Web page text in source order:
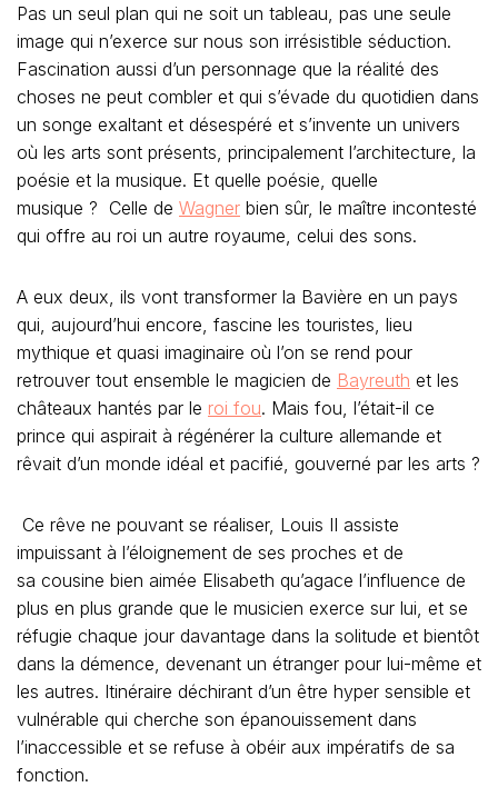
Pas un seul plan qui ne soit un tableau, pas une seule
image qui n’exerce sur nous son irrésistible séduction.
Fascination aussi d’un personnage que la réalité des
choses ne peut combler et qui s’évade du quotidien dans
un songe exaltant et désespéré et s’invente un univers
où les arts sont présents, principalement l’architecture, la
poésie et la musique. Et quelle poésie, quelle
musique ? Celle de Wagner bien sûr, le maître incontesté
qui offre au roi un autre royaume, celui des sons.
A eux deux, ils vont transformer la Bavière en un pays
qui, aujourd’hui encore, fascine les touristes, lieu
mythique et quasi imaginaire où l’on se rend pour
retrouver tout ensemble le magicien de Bayreuth et les
châteaux hantés par le roi fou. Mais fou, l’était-il ce
prince qui aspirait à régénérer la culture allemande et
rêvait d’un monde idéal et pacifié, gouverné par les arts ?
Ce rêve ne pouvant se réaliser, Louis II assiste
impuissant à l’éloignement de ses proches et de
sa cousine bien aimée Elisabeth qu’agace l’influence de
plus en plus grande que le musicien exerce sur lui, et se
réfugie chaque jour davantage dans la solitude et bientôt
dans la démence, devenant un étranger pour lui-même et
les autres. Itinéraire déchirant d’un être hyper sensible et
vulnérable qui cherche son épanouissement dans
l’inaccessible et se refuse à obéir aux impératifs de sa
fonction.